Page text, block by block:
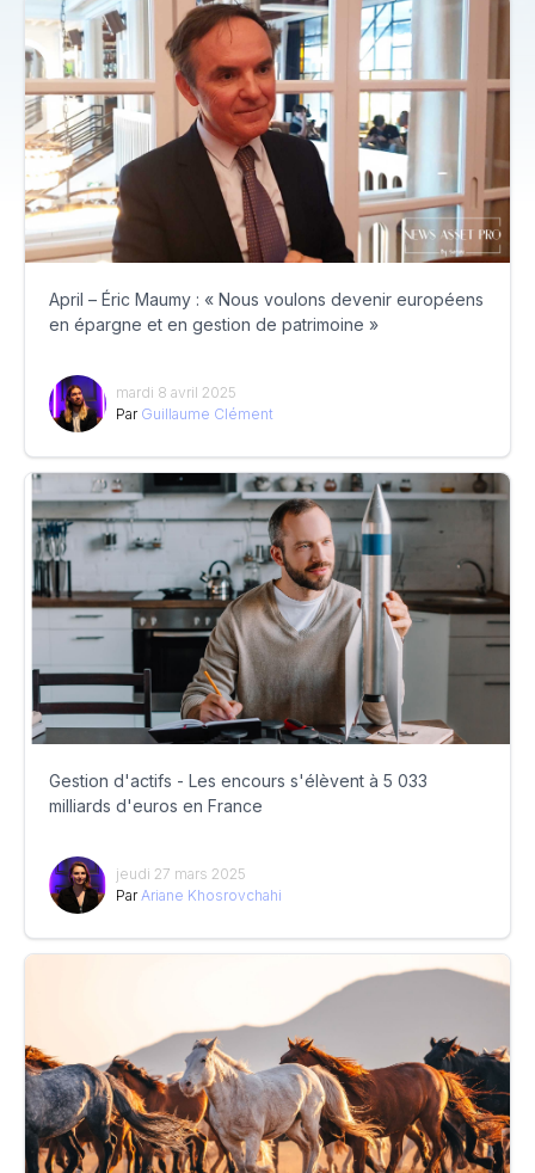
April – Éric Maumy : « Nous voulons devenir européens
en épargne et en gestion de patrimoine »
mardi 8 avril 2025
Par Guillaume Clément
Gestion d'actifs - Les encours s'élèvent à 5 033
milliards d'euros en France
jeudi 27 mars 2025
Par Ariane Khosrovchahi